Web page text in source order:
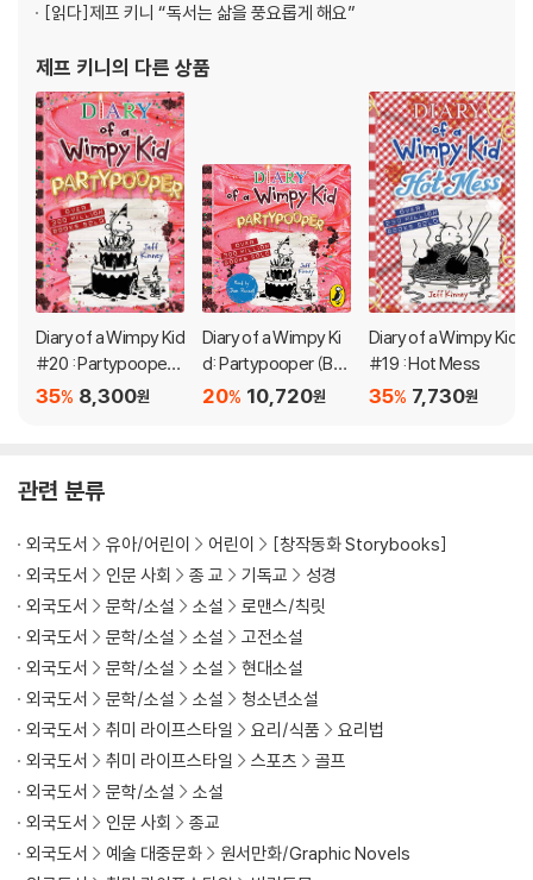
[읽다]제프 키니 “독서는 삶을 풍요롭게 해요”
제프 키니 의 다른 상품
Diary of a Wimpy Kid
#20 : Partypooper
(미국판)8,300원
35%
Diary of a Wimpy Ki
d: Partypooper (Bo
ok 20)10,720원
20%
Diary of a Wimpy Kid
#19 : Hot Mess
7,730원
35%
관련 분류
외국도서 유아/어린이 어린이
[창작동화 Storybooks]
외국도서
인문 사회 종 교 기독교
성경
외국도서
문학/소설 소설
로맨스/칙릿
외국도서
문학/소설 소설
고전소설
외국도서
문학/소설 소설
현대소설
외국도서
문학/소설 소설
청소년소설
외국도서
취미 라이프스타일 요리/식품
요리법
외국도서
취미 라이프스타일 스포츠
골프
외국도서
문학/소설
소설
외국도서
인문 사회
종교
외국도서
예술 대중문화
원서만화/Graphic Novels